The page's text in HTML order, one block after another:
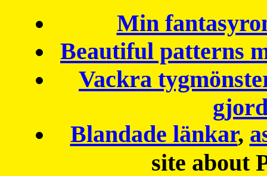
Min
Beautiful patterns
Vackra
Blandade länkar,
site about